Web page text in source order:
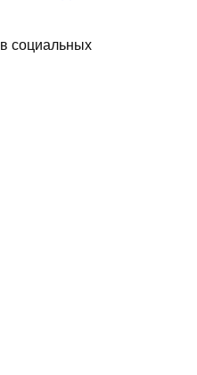
социальных